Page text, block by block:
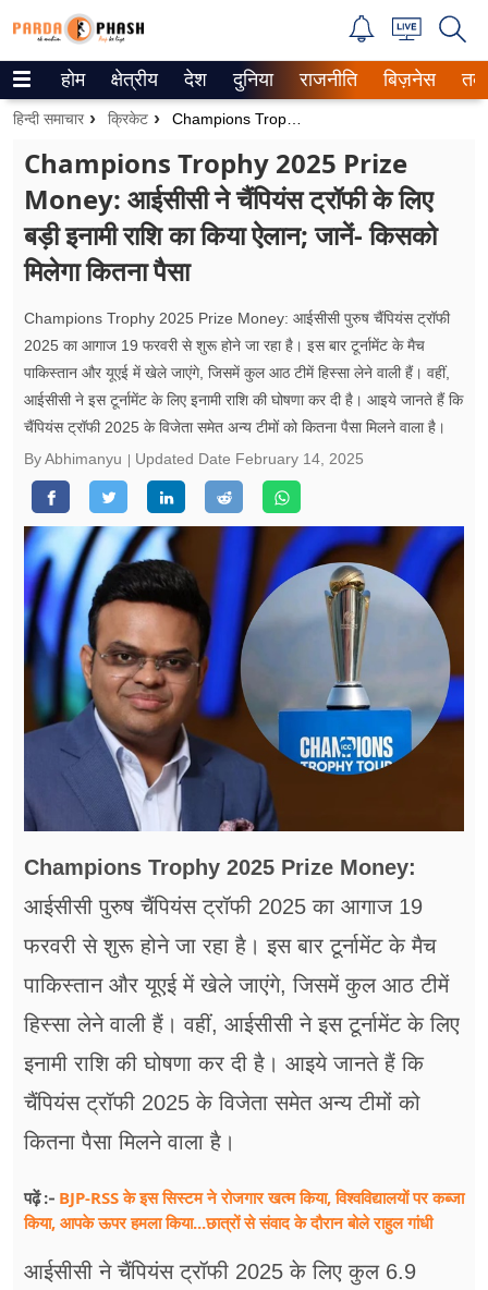
Trending on Google News
वेब स्टोरीज
उत्तर प्रदेश
वीडियो
रिलेशनशिप
फूड
सेहत
ब्‍यूटी
जॉब्स
शिक्षा
अन्य खबरें
होम क्षेत्रीय देश दुनिया राजनीति बिज़नेस
हिन्दी समाचार क्रिकेट
Champions Trophy 2025 Prize
Money: आईसीसी ने चैंपियंस ट्रॉफी के लिए
बड़ी इनामी राशि का किया ऐलान; जानें- किसको
मिलेगा कितना पैसा
Champions Trophy 2025 Prize Money: आईसीसी पुरुष चैंपियंस ट्रॉफी
2025 का आगाज 19 फरवरी से शुरू होने जा रहा है। इस बार टूर्नामेंट के मैच
पाकिस्तान और यूएई में खेले जाएंगे, जिसमें कुल आठ टीमें हिस्सा लेने वाली हैं। वहीं,
आईसीसी ने इस टूर्नामेंट के लिए इनामी राशि की घोषणा कर दी है। आइये जानते हैं कि
चैंपियंस ट्रॉफी 2025 के विजेता समेत अन्य टीमों को कितना पैसा मिलने वाला है।
By Abhimanyu
Updated Date February 14, 2025
Champions Trophy 2025 Prize Money:
आईसीसी पुरुष चैंपियंस ट्रॉफी 2025 का आगाज 19
फरवरी से शुरू होने जा रहा है। इस बार टूर्नामेंट के मैच
पाकिस्तान और यूएई में खेले जाएंगे, जिसमें कुल आठ टीमें
हिस्सा लेने वाली हैं। वहीं, आईसीसी ने इस टूर्नामेंट के लिए
इनामी राशि की घोषणा कर दी है। आइये जानते हैं कि
चैंपियंस ट्रॉफी 2025 के विजेता समेत अन्य टीमों को
कितना पैसा मिलने वाला है।
पढ़ें :- BJP-RSS के इस सिस्टम ने रोजगार खत्म किया, विश्वविद्यालयों पर कब्जा
किया, आपके ऊपर हमला किया...छात्रों से संवाद के दौरान बोले राहुल गांधी
आईसीसी ने चैंपियंस ट्रॉफी 2025 के लिए कुल 6.9